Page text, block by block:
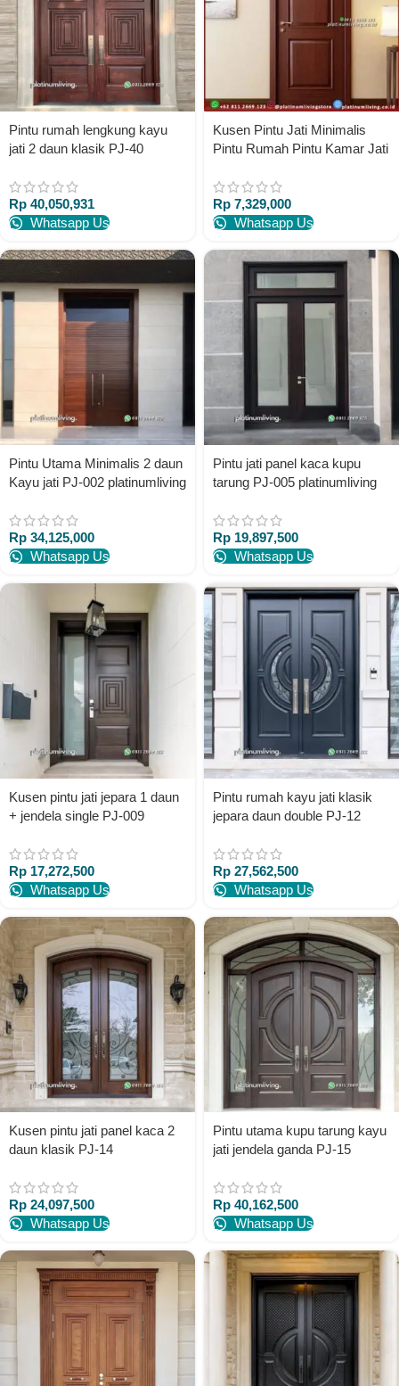
Pintu rumah lengkung kayu
jati 2 daun klasik PJ-40
Rp 40,050,931
Whatsapp Us
Kusen Pintu Jati Minimalis
Pintu Rumah Pintu Kamar Jati
Rp 7,329,000
Whatsapp Us
Pintu Utama Minimalis 2 daun
Kayu jati PJ-002 platinumliving
Rp 34,125,000
Whatsapp Us
Pintu jati panel kaca kupu
tarung PJ-005 platinumliving
Rp 19,897,500
Whatsapp Us
Kusen pintu jati jepara 1 daun
+ jendela single PJ-009
Rp 17,272,500
Whatsapp Us
Pintu rumah kayu jati klasik
jepara daun double PJ-12
Rp 27,562,500
Whatsapp Us
Kusen pintu jati panel kaca 2
daun klasik PJ-14
Rp 24,097,500
Whatsapp Us
Pintu utama kupu tarung kayu
jati jendela ganda PJ-15
Rp 40,162,500
Whatsapp Us